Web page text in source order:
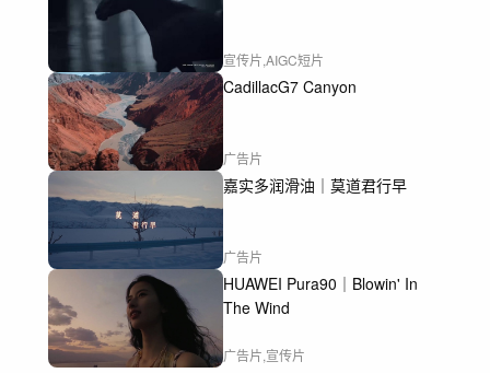
宣传片,AIGC短片
CadillacG7 Canyon
广告片
嘉实多润滑油｜莫道君行早
广告片
HUAWEI Pura90｜Blowin' In
The Wind
广告片,宣传片